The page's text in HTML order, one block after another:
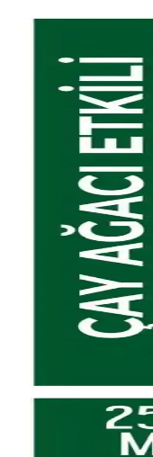
bir seçenek sunar.
Düzenli
pürüzsüzleştirir,
ve uzun süre
kokusuyla cildi